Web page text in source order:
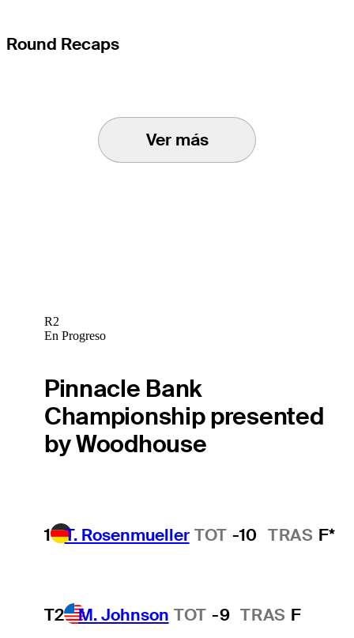
Round Recaps
Ver más
R2
En Progreso
Pinnacle Bank
Championship presented
by Woodhouse
1 T. Rosenmueller TOT -10 TRAS F*
T2 M. Johnson TOT -9 TRAS F